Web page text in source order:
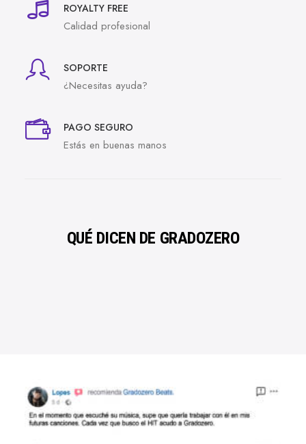
ROYALTY FREE
Calidad profesional
SOPORTE
¿Necesitas ayuda?
PAGO SEGURO
Estás en buenas manos
QUÉ DICEN DE GRADOZERO